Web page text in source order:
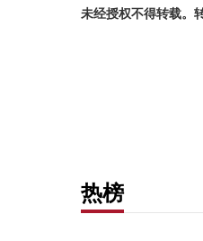
未经授权不得转载。
热榜